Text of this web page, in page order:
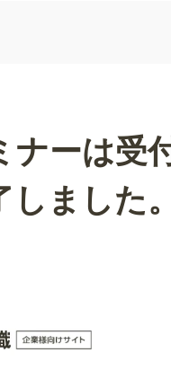
ナーは受
しました。